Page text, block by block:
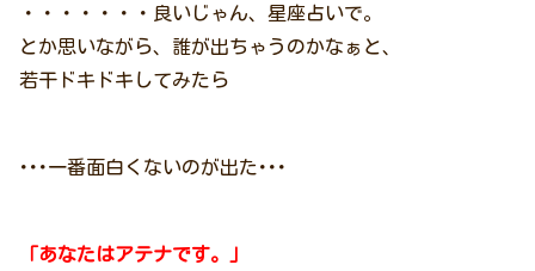
・・・・・・・良いじゃん、星座占いで。
とか思いながら、誰が出ちゃうのかなぁと、
若干ドキドキしてみたら
･･･一番面白くないのが出た･･･
「あなたはアテナです。」